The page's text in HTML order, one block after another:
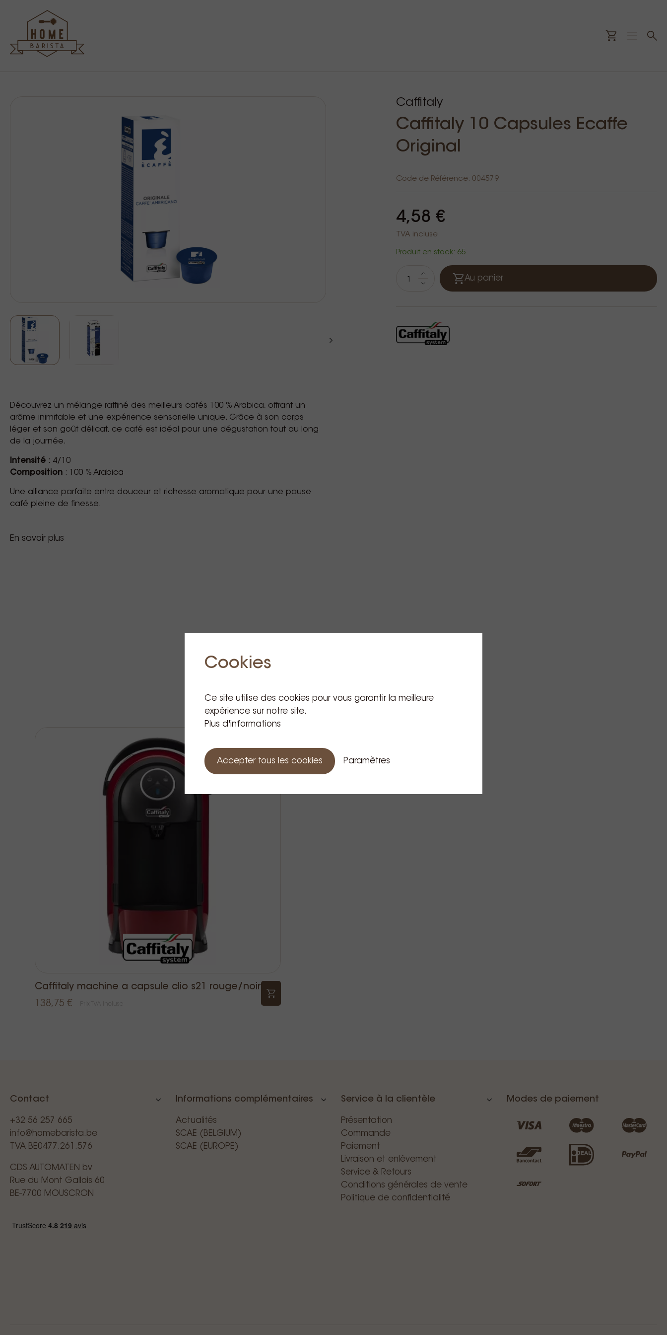
Découvrez un mélange raffiné des meilleurs cafés 100 % Arabica, offrant un
arôme inimitable et une expérience sensorielle unique. Grâce à son corps
léger et son goût délicat, ce café est idéal pour une dégustation tout au long
de la journée.
Intensité : 4/10
Composition : 100 % Arabica
Une alliance parfaite entre douceur et richesse aromatique pour une pause
café pleine de finesse.
En savoir plus
Caffitaly
Caffitaly 10 Capsules Ecaffe
Original
Code de Référence: 004579
4,58 €
TVA incluse
Produit en stock: 65
Au panier
Produits apparentés
Caffitaly machine a capsule clio s21 rouge/noir
138,75 €
Contact
+32 56 257 665
info@homebarista.be
TVA BE0477.261.576
CDS AUTOMATEN bv
Rue du Mont Gallois 60
BE-7700 MOUSCRON
Informations complémentaires
Actualités
SCAE (BELGIUM)
SCAE (EUROPE)
Service à la clientèle
Présentation
Commande
Paiement
Livraison et enlèvement
Service & Retours
Conditions générales de vente
Politique de confidentialité
Modes de paiement
Cookies
Ce site utilise des cookies pour vous garantir la meilleure
expérience sur notre site.
Plus d'informations
Accepter tous les cookies Paramètres